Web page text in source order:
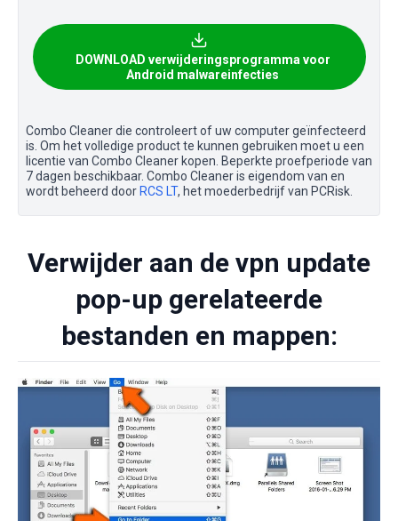
DOWNLOAD verwijderingsprogramma voor
Android malwareinfecties
Combo Cleaner die controleert of uw computer geïnfecteerd
is. Om het volledige product te kunnen gebruiken moet u een
licentie van Combo Cleaner kopen. Beperkte proefperiode van
7 dagen beschikbaar. Combo Cleaner is eigendom van en
wordt beheerd door RCS LT, het moederbedrijf van PCRisk.
Verwijder aan de vpn update
pop-up gerelateerde
bestanden en mappen: